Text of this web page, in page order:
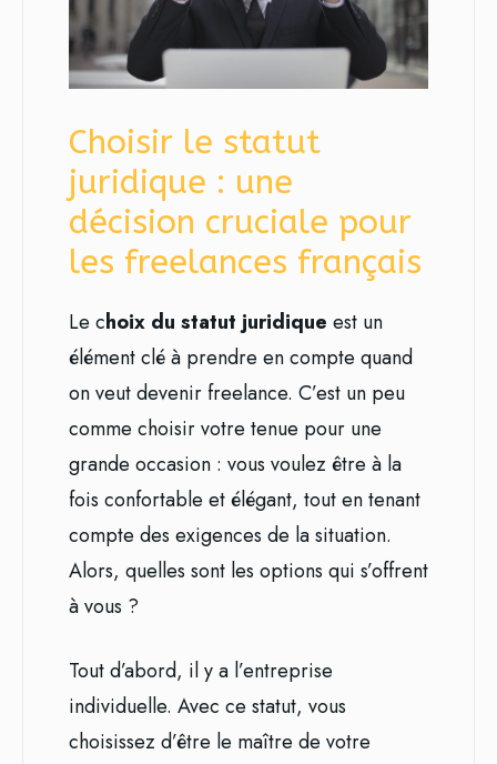
Choisir le statut
juridique : une
décision cruciale pour
les freelances français
Le choix du statut juridique est un
élément clé à prendre en compte quand
on veut devenir freelance. C’est un peu
comme choisir votre tenue pour une
grande occasion : vous voulez être à la
fois confortable et élégant, tout en tenant
compte des exigences de la situation.
Alors, quelles sont les options qui s’offrent
à vous ?
Tout d’abord, il y a l’entreprise
individuelle. Avec ce statut, vous
choisissez d’être le maître de votre